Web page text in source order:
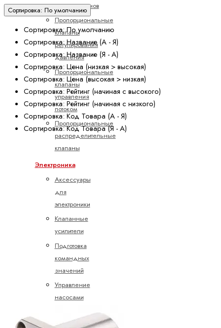
сервоклапанов
Пропорциональные
клапаны
регулирования
давления
Пропорциональные
клапаны
управления
потоком
Пропорциональные
распределительные
клапаны
Электроника
Аксессуары
для
электроники
Клапанные
усилители
Подготовка
командных
значений
Управление
насосами
осями
Сортировка: По умолчанию
Сортировка: По умолчанию
Сортировка: Название (А - Я)
Сортировка: Название (Я - А)
Сортировка: Цена (низкая > высокая)
Сортировка: Цена (высокая > низкая)
Сортировка: Рейтинг (начиная с высокого)
Сортировка: Рейтинг (начиная с низкого)
Сортировка: Код Товара (А - Я)
Сортировка: Код Товара (Я - А)